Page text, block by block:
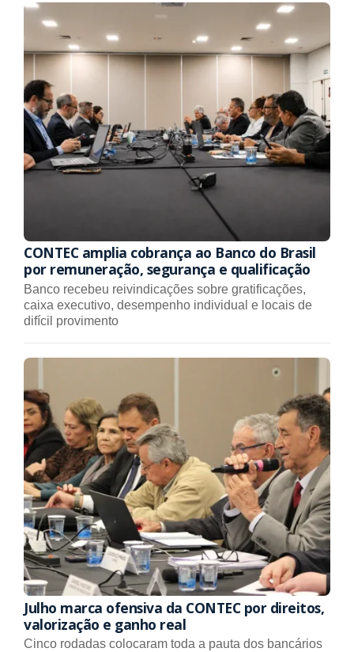
CONTEC amplia cobrança ao Banco do Brasil
por remuneração, segurança e qualificação
Banco recebeu reivindicações sobre gratificações,
caixa executivo, desempenho individual e locais de
difícil provimento
Julho marca ofensiva da CONTEC por direitos,
valorização e ganho real
Cinco rodadas colocaram toda a pauta dos bancários